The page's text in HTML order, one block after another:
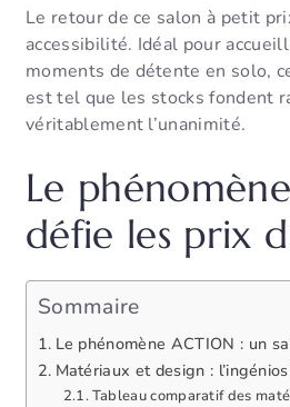
Le retour de ce salon à petit
accessibilité. Idéal pour
moments de détente en solo,
est tel que les stocks fondent
véritablement l’unanimité.
Le
défie les prix
Sommaire
Le phénomène ACTION : un
Matériaux et design :
Tableau comparatif des